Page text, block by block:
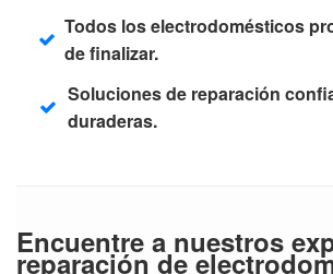
Todos los electrodomésticos
de finalizar.
Soluciones de reparación
duraderas.
Encuentre a nuestros
reparación de